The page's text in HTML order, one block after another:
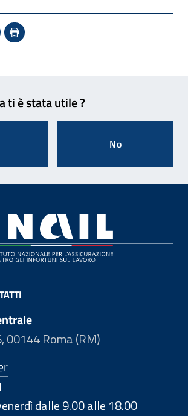
- Sito esterno - Apertura in
- Apertura in nuova finestra
Mail: apre il programma di posta
Stampa pagina: scelta meno
ti è stata utile ?
No
00144 Roma (RM)
dalle 9.00 alle 18.00